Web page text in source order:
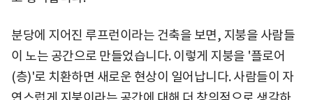
분당에 지어진 루프런이라는 건축을 보면, 지붕을 사람들
이 노는 공간으로 만들었습니다. 이렇게 지붕을 '플로어
(층)'로 치환하면 새로운 현상이 일어납니다. 사람들이 자